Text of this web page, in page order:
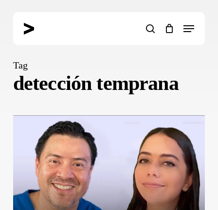
search
Menu
Tag
detección temprana